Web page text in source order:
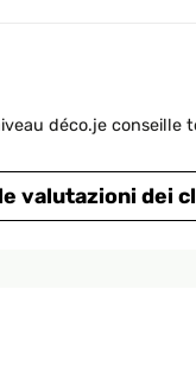
déco.je
valutazioni dei